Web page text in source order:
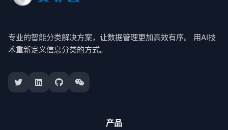
专业的智能分类解决方案，让数据管理更加高效有序。 用AI技
术重新定义信息分类的方式。
产品